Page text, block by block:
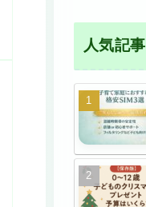
人気記事